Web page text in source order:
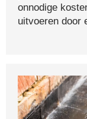
onnodige
uitvoeren door